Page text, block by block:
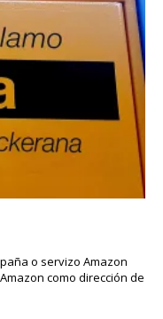
o servizo Amazon
como dirección de